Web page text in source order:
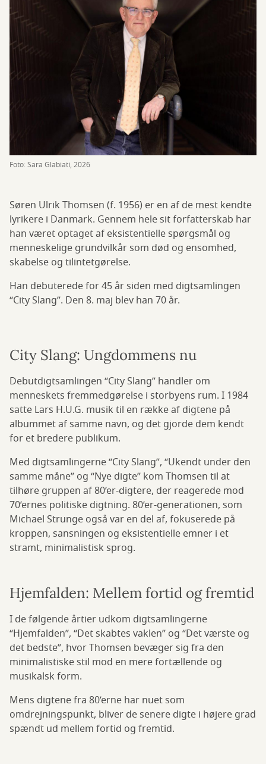
Foto: Sara Glabiati, 2026
Søren Ulrik Thomsen (f. 1956) er en af de mest kendte
lyrikere i Danmark. Gennem hele sit forfatterskab har
han været optaget af eksistentielle spørgsmål og
menneskelige grundvilkår som død og ensomhed,
skabelse og tilintetgørelse.
Han debuterede for 45 år siden med digtsamlingen
“City Slang”. Den 8. maj blev han 70 år.
City Slang: Ungdommens nu
Debutdigtsamlingen “City Slang” handler om
menneskets fremmedgørelse i storbyens rum. I 1984
satte Lars H.U.G. musik til en række af digtene på
albummet af samme navn, og det gjorde dem kendt
for et bredere publikum.
Med digtsamlingerne “City Slang”, “Ukendt under den
samme måne” og “Nye digte” kom Thomsen til at
tilhøre gruppen af 80’er-digtere, der reagerede mod
70’ernes politiske digtning. 80’er-generationen, som
Michael Strunge også var en del af, fokuserede på
kroppen, sansningen og eksistentielle emner i et
stramt, minimalistisk sprog.
Hjemfalden: Mellem fortid og fremtid
I de følgende årtier udkom digtsamlingerne
“Hjemfalden”, “Det skabtes vaklen” og “Det værste og
det bedste”, hvor Thomsen bevæger sig fra den
minimalistiske stil mod en mere fortællende og
musikalsk form.
Mens digtene fra 80’erne har nuet som
omdrejningspunkt, bliver de senere digte i højere grad
spændt ud mellem fortid og fremtid.